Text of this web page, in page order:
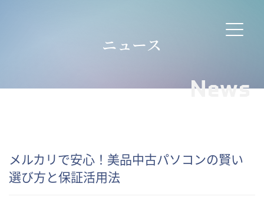
ニュース
News
メルカリで安心！美品中古パソコンの賢い
選び方と保証活用法